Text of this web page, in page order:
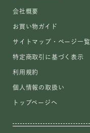
会社概要
お買い物ガイド
サイトマップ・ページ一覧
特定商取引に基づく表示
利用規約
個人情報の取扱い
トップページへ